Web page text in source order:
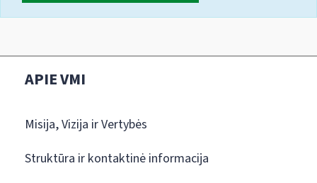
APIE VMI
Misija, Vizija ir Vertybės
Struktūra ir kontaktinė informacija